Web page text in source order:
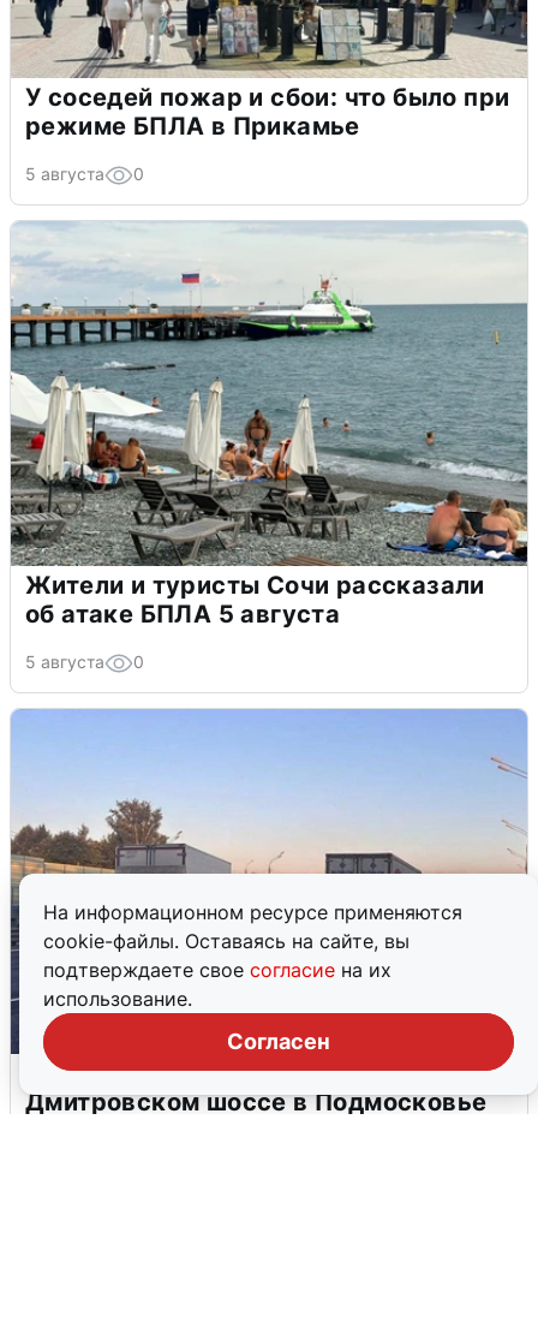
На информационном ресурсе применяются
cookie-файлы. Оставаясь на сайте, вы
подтверждаете свое согласие на их
использование.
Согласен
У соседей пожар и сбои: что было при
режиме БПЛА в Прикамье
5 августа 0
Жители и туристы Сочи рассказали
об атаке БПЛА 5 августа
5 августа 0
Пять машин столкнулись на
Дмитровском шоссе в Подмосковье